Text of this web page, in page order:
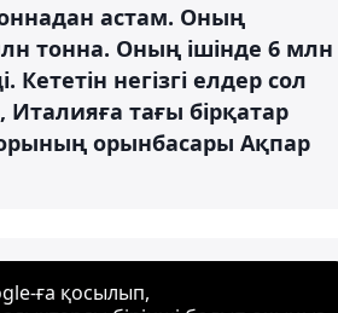
астам. Оның
тонна. Оның ішінде 6 млн
негізгі елдер сол
тағы бірқатар
орынбасары Ақпар
ға қосылып,